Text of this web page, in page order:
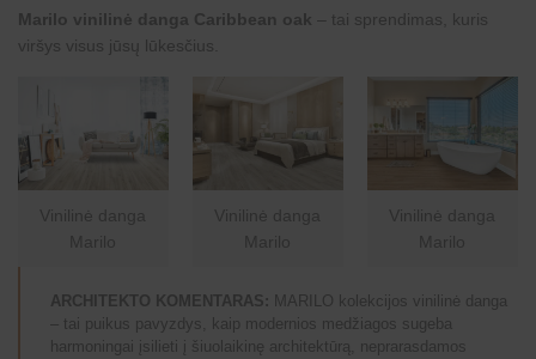
Marilo vinilinė danga Caribbean oak – tai sprendimas, kuris
viršys visus jūsų lūkesčius.
ARCHITEKTO KOMENTARAS: MARILO kolekcijos vinilinė danga
– tai puikus pavyzdys, kaip modernios medžiagos sugeba
harmoningai įsilieti į šiuolaikinę architektūrą, neprarasdamos